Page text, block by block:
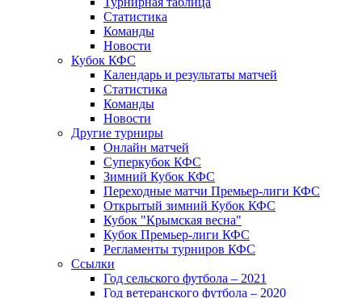
Статистика
Команды
Новости
Кубок КФС
Календарь и результаты матчей
Статистика
Команды
Новости
Другие турниры
Онлайн матчей
Суперкубок КФС
Зимний Кубок КФС
Переходные матчи Премьер-лиги КФС
Открытый зимний Кубок КФС
Кубок "Крымская весна"
Кубок Премьер-лиги КФС
Регламенты турниров КФС
Ссылки
Год сельского футбола – 2021
Год ветеранского футбола – 2020